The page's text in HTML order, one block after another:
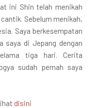
ini Shin telah menikah
Sebelum menikah,
Saya berkesempatan
saya di Jepang dengan
tiga hari. Cerita
sudah pernah saya
disini